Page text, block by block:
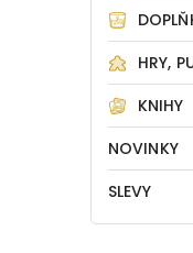
HRY,
KNIHY
NOVINKY
SLEVY